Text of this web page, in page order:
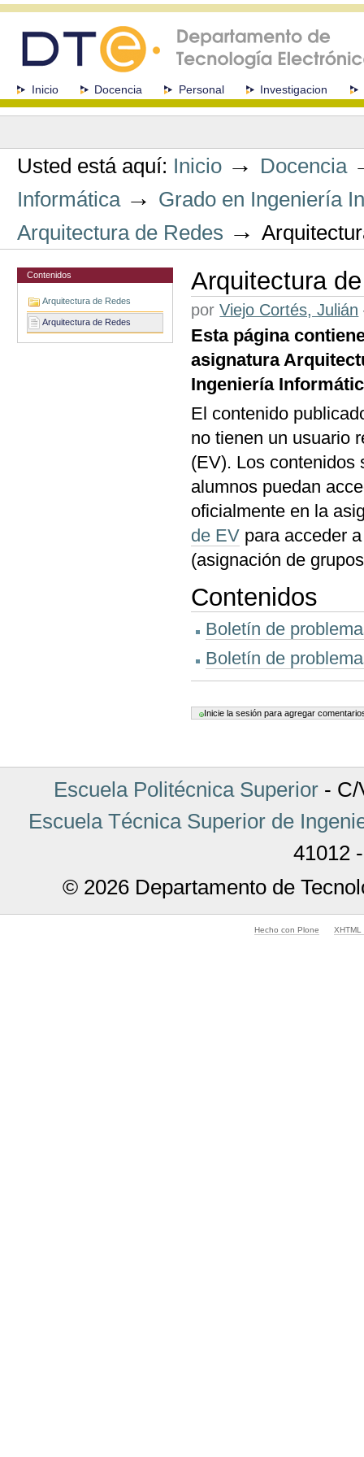
navegación
SeccionesInicio Docencia Personal Investigacion
Herramientas
Usted está aquí: Inicio → Docencia
Informática → Grado en Ingeniería
Arquitectura de Redes →
Contenidos
Arquitectura de Redes
Arquitectura de Redes
Arquitectura
porViejo Cortés, Julián
Esta página
asignatura
Ingeniería
El contenido
no tienen un usuario
(EV). Los contenidos
alumnos puedan
oficialmente en la
de EV para acceder
(asignación de
Contenidos
Boletín de
Boletín de
Documento
Escuela Politécnica Superior- C/
Escuela Técnica Superior de
41012
© 2026 Departamento de
Hecho con Plone XHTML